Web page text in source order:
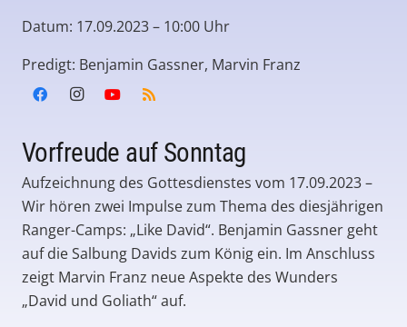
Datum: 17.09.2023 – 10:00 Uhr
Predigt: Benjamin Gassner, Marvin Franz
Vorfreude auf Sonntag
Aufzeichnung des Gottesdienstes vom 17.09.2023 –
Wir hören zwei Impulse zum Thema des diesjährigen
Ranger-Camps: „Like David“. Benjamin Gassner geht
auf die Salbung Davids zum König ein. Im Anschluss
zeigt Marvin Franz neue Aspekte des Wunders
„David und Goliath“ auf.